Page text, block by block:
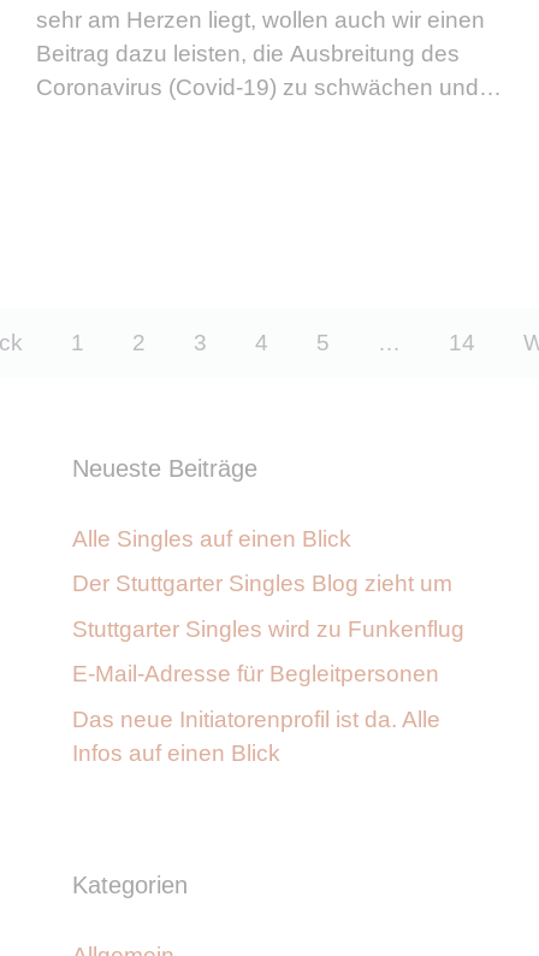
sehr am Herzen liegt, wollen auch wir einen
Beitrag dazu leisten, die Ausbreitung des
Coronavirus (Covid-19) zu schwächen und
1 2 3 4 5 … 14
Neueste Beiträge
Alle Singles auf einen Blick
Der Stuttgarter Singles Blog zieht um
Stuttgarter Singles wird zu Funkenflug
E-Mail-Adresse für Begleitpersonen
Das neue Initiatorenprofil ist da. Alle
Infos auf einen Blick
Kategorien